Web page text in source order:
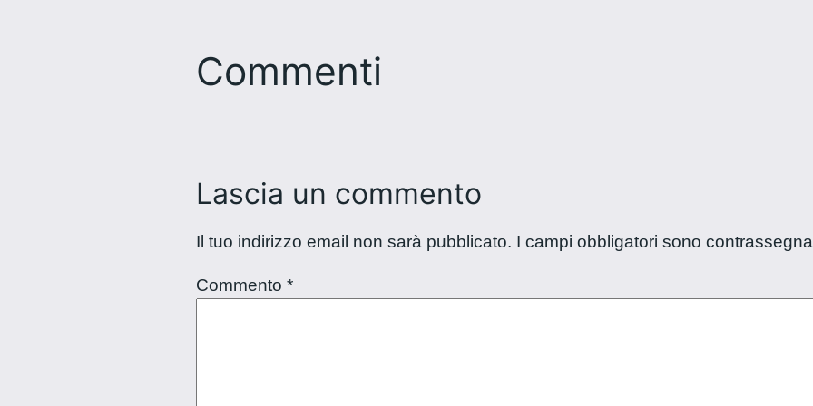
Commenti
Lascia un commento
Il tuo indirizzo email non sarà pubblicato. I campi obbligatori sono
Commento *